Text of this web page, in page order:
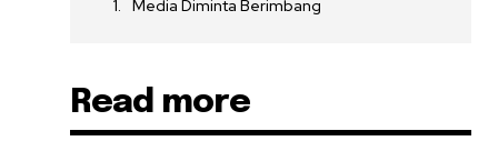
Media Diminta Berimbang
Read more